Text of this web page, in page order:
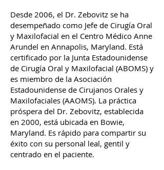
Desde 2006, el Dr. Zebovitz se ha
desempeñado como Jefe de Cirugía Oral
y Maxilofacial en el Centro Médico Anne
Arundel en Annapolis, Maryland. Está
certificado por la Junta Estadounidense
de Cirugía Oral y Maxilofacial (ABOMS) y
es miembro de la Asociación
Estadounidense de Cirujanos Orales y
Maxilofaciales (AAOMS). La práctica
próspera del Dr. Zebovitz, establecida
en 2000, está ubicada en Bowie,
Maryland. Es rápido para compartir su
éxito con su personal leal, gentil y
centrado en el paciente.